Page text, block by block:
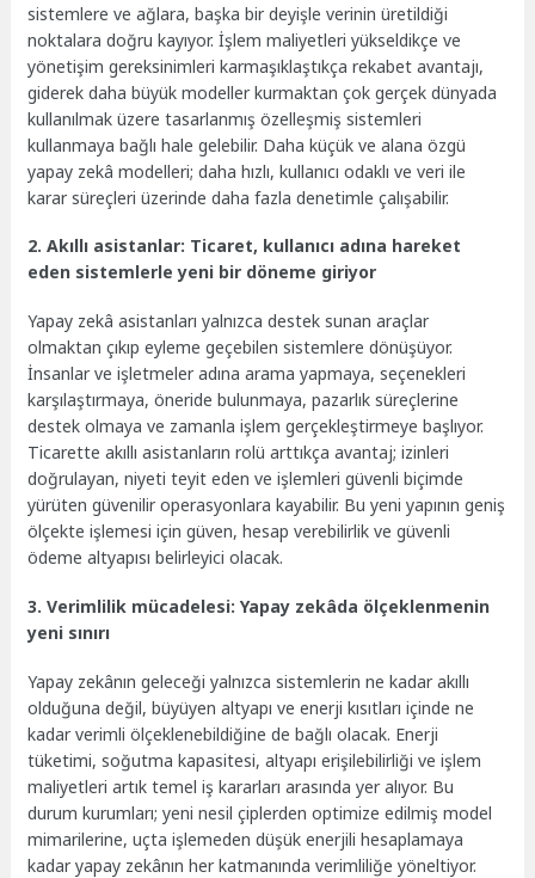
sistemlere ve ağlara, başka bir deyişle verinin üretildiği
noktalara doğru kayıyor. İşlem maliyetleri yükseldikçe ve
yönetişim gereksinimleri karmaşıklaştıkça rekabet avantajı,
giderek daha büyük modeller kurmaktan çok gerçek dünyada
kullanılmak üzere tasarlanmış özelleşmiş sistemleri
kullanmaya bağlı hale gelebilir. Daha küçük ve alana özgü
yapay zekâ modelleri; daha hızlı, kullanıcı odaklı ve veri ile
karar süreçleri üzerinde daha fazla denetimle çalışabilir.
2. Akıllı asistanlar: Ticaret, kullanıcı adına hareket
eden sistemlerle yeni bir döneme giriyor
Yapay zekâ asistanları yalnızca destek sunan araçlar
olmaktan çıkıp eyleme geçebilen sistemlere dönüşüyor.
İnsanlar ve işletmeler adına arama yapmaya, seçenekleri
karşılaştırmaya, öneride bulunmaya, pazarlık süreçlerine
destek olmaya ve zamanla işlem gerçekleştirmeye başlıyor.
Ticarette akıllı asistanların rolü arttıkça avantaj; izinleri
doğrulayan, niyeti teyit eden ve işlemleri güvenli biçimde
yürüten güvenilir operasyonlara kayabilir. Bu yeni yapının geniş
ölçekte işlemesi için güven, hesap verebilirlik ve güvenli
ödeme altyapısı belirleyici olacak.
3. Verimlilik mücadelesi: Yapay zekâda ölçeklenmenin
yeni sınırı
Yapay zekânın geleceği yalnızca sistemlerin ne kadar akıllı
olduğuna değil, büyüyen altyapı ve enerji kısıtları içinde ne
kadar verimli ölçeklenebildiğine de bağlı olacak. Enerji
tüketimi, soğutma kapasitesi, altyapı erişilebilirliği ve işlem
maliyetleri artık temel iş kararları arasında yer alıyor. Bu
durum kurumları; yeni nesil çiplerden optimize edilmiş model
mimarilerine, uçta işlemeden düşük enerjili hesaplamaya
kadar yapay zekânın her katmanında verimliliğe yöneltiyor.